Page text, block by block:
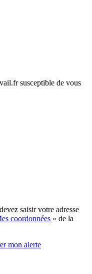
susceptible de vous
saisir votre adresse
coordonnées » de la
mon alerte